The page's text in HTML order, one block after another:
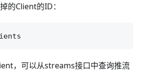
的Client的ID：
，可以从streams接口中查询推流